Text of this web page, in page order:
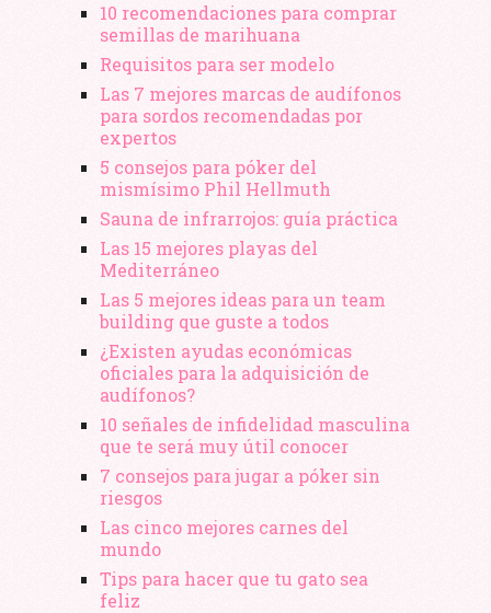
10 recomendaciones para comprar
semillas de marihuana
Requisitos para ser modelo
Las 7 mejores marcas de audífonos
para sordos recomendadas por
expertos
5 consejos para póker del
mismísimo Phil Hellmuth
Sauna de infrarrojos: guía práctica
Las 15 mejores playas del
Mediterráneo
Las 5 mejores ideas para un team
building que guste a todos
¿Existen ayudas económicas
oficiales para la adquisición de
audífonos?
10 señales de infidelidad masculina
que te será muy útil conocer
7 consejos para jugar a póker sin
riesgos
Las cinco mejores carnes del
mundo
Tips para hacer que tu gato sea
feliz